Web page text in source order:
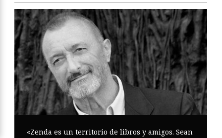
«Zenda es un territorio de libros y amigos. Sean